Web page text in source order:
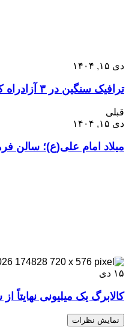
دی ۱۵, ۱۴۰۴
ترافیک سنگین در ۳ آزادراه کشور
قبلی
دی ۱۵, ۱۴۰۴
میلاد امام علی(ع)؛ سالن
۱۵ دی
کالابرگ یک میلیونی نهایتاً
نمایش نظرات